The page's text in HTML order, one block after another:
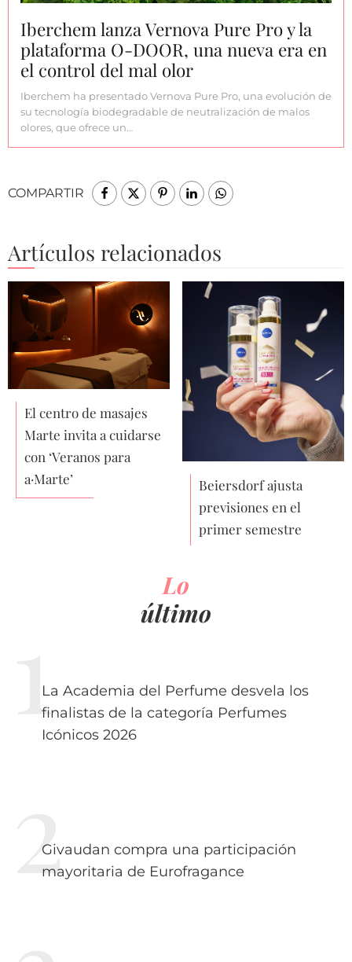
Iberchem lanza Vernova Pure Pro y la
plataforma O-DOOR, una nueva era en
el control del mal olor
Iberchem ha presentado Vernova Pure Pro, una evolución de
su tecnología biodegradable de neutralización de malos
olores, que ofrece un…
COMPARTIR
Artículos relacionados
El centro de masajes
Marte invita a cuidarse
con ‘Veranos para
a·Marte’
Beiersdorf ajusta
previsiones en el
primer semestre
Lo
último
La Academia del Perfume desvela los
finalistas de la categoría Perfumes
Icónicos 2026
Givaudan compra una participación
mayoritaria de Eurofragance